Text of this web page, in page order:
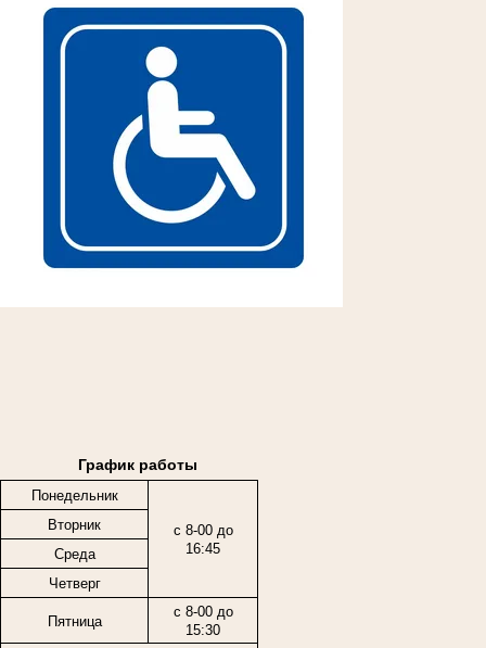
График работы
Понедельник
с 8-00 до
16:45
Вторник
Среда
Четверг
Пятница
с 8-00 до
15:30